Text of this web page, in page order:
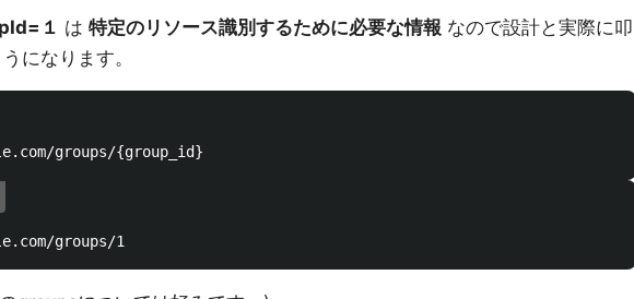
１ は 特定のリソース識別するために必要な情報 なので設計と実際に叩
になります。